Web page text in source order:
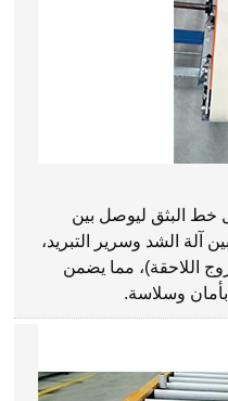
خط البثق ليوصل بين
آلة الشد وسرير التبريد،
اللاحقة)، مما يضمن
بأمان وسلاسة.